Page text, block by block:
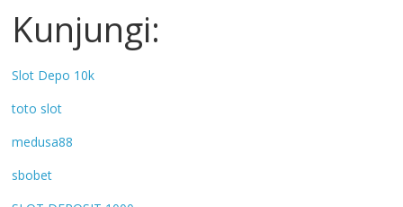
Kunjungi:
Slot Depo 10k
toto slot
medusa88
sbobet